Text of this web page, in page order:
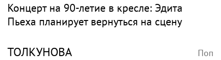
Концерт на 90-летие в кресле: Эдита
Пьеха планирует вернуться на сцену
ТОЛКУНОВА Поп